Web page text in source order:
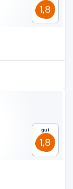
1,8
Gut
1,8